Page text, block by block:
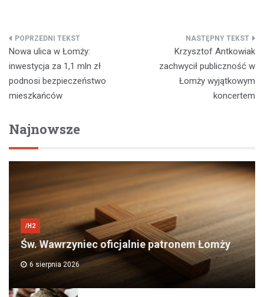
Nawigacja
wpisu
Nowa ulica w Łomży:
inwestycja za 1,1 mln zł
podnosi bezpieczeństwo
mieszkańców
Krzysztof Antkowiak
zachwycił publiczność w
Łomży wyjątkowym
koncertem
Najnowsze
/H2
Św. Wawrzyniec oficjalnie patronem Łomży
6 sierpnia 2026